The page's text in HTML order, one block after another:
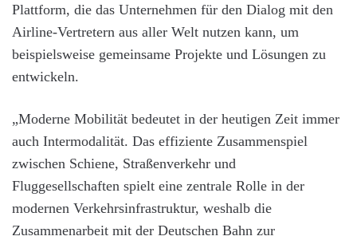
Plattform, die das Unternehmen für den Dialog mit den
Airline-Vertretern aus aller Welt nutzen kann, um
beispielsweise gemeinsame Projekte und Lösungen zu
entwickeln.
„Moderne Mobilität bedeutet in der heutigen Zeit immer
auch Intermodalität. Das effiziente Zusammenspiel
zwischen Schiene, Straßenverkehr und
Fluggesellschaften spielt eine zentrale Rolle in der
modernen Verkehrsinfrastruktur, weshalb die
Zusammenarbeit mit der Deutschen Bahn zur